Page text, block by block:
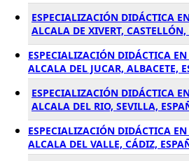
ESPECIALIZACIÓN DIDÁCTICA
ALCALA DE XIVERT,
ESPECIALIZACIÓN DIDÁCTICA
ALCALA DEL JUCAR, ALBACETE,
ESPECIALIZACIÓN DIDÁCTICA
ALCALA DEL RIO, SEVILLA,
ESPECIALIZACIÓN DIDÁCTICA
ALCALA DEL VALLE, CÁDIZ,